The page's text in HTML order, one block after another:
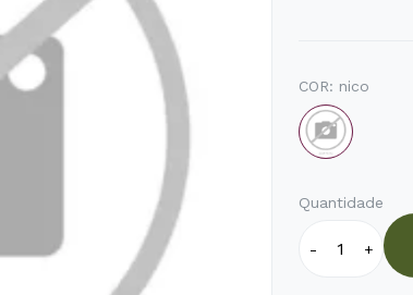
COR: nico
Quantidade
- +